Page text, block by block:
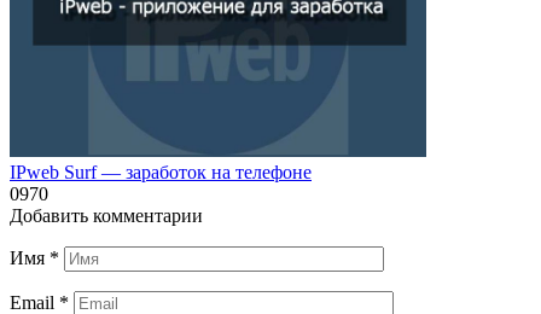
IPweb Surf — заработок на телефоне
0970
Добавить комментарии
Имя *
Email *